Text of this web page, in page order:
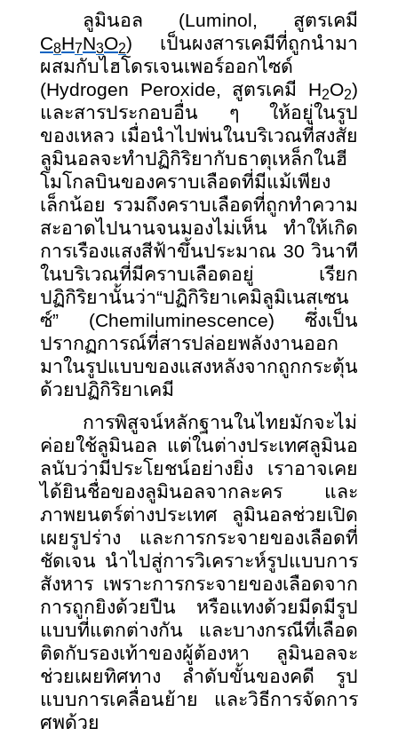
ลูมินอล (Luminol, สูตรเคมี
C8H7N3O2) เป็นผงสารเคมีที่ถูกนำมา
ผสมกับไฮโดรเจนเพอร์ออกไซด์
(Hydrogen Peroxide, สูตรเคมี H2O2)
และสารประกอบอื่น ๆ ให้อยู่ในรูป
ของเหลว เมื่อนำไปพ่นในบริเวณที่สงสัย
ลูมินอลจะทำปฏิกิริยากับธาตุเหล็กในฮี
โมโกลบินของคราบเลือดที่มีแม้เพียง
เล็กน้อย รวมถึงคราบเลือดที่ถูกทำความ
สะอาดไปนานจนมองไม่เห็น ทำให้เกิด
การเรืองแสงสีฟ้าขึ้นประมาณ 30 วินาที
ในบริเวณที่มีคราบเลือดอยู่ เรียก
ปฏิกิริยานั้นว่า“ปฏิกิริยาเคมิลูมิเนสเซน
ซ์” (Chemiluminescence) ซึ่งเป็น
ปรากฏการณ์ที่สารปล่อยพลังงานออก
มาในรูปแบบของแสงหลังจากถูกกระตุ้น
ด้วยปฏิกิริยาเคมี
การพิสูจน์หลักฐานในไทยมักจะไม่
ค่อยใช้ลูมินอล แต่ในต่างประเทศลูมินอ
ลนับว่ามีประโยชน์อย่างยิ่ง เราอาจเคย
ได้ยินชื่อของลูมินอลจากละคร และ
ภาพยนตร์ต่างประเทศ ลูมินอลช่วยเปิด
เผยรูปร่าง และการกระจายของเลือดที่
ชัดเจน นำไปสู่การวิเคราะห์รูปแบบการ
สังหาร เพราะการกระจายของเลือดจาก
การถูกยิงด้วยปืน หรือแทงด้วยมีดมีรูป
แบบที่แตกต่างกัน และบางกรณีที่เลือด
ติดกับรองเท้าของผู้ต้องหา ลูมินอลจะ
ช่วยเผยทิศทาง ลำดับขั้นของคดี รูป
แบบการเคลื่อนย้าย และวิธีการจัดการ
ศพด้วย